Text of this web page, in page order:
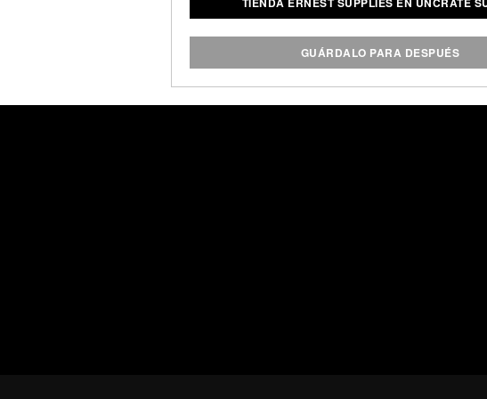
recipientes de estilo matraz suave que
GUÁRDALO PARA DESPUÉS